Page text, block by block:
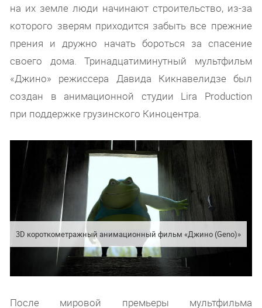
на их земле люди начинают строительство, из-за
которого зверям приходится забыть все прежние
прения и дружно начать бороться за спасение
своего дома. Тринадцатиминутный мультфильм
«Джино» режиссера Давида Кикнавелидзе был
создан в анимационной студии Lira Production
при поддержке грузинского Киноцентра.
3D короткометражный анимационный фильм «Джино (Geno)»
После мировой премьеры мультфильма